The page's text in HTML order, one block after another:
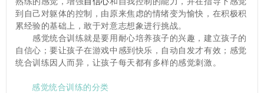
到自己对躯体的控制，由原来焦虑的情绪变为愉快，在积极积
累经验的基础上，敢于对意志想象进行挑战。
感觉统合训练就是要用耐心培养孩子的兴趣，建立孩子的
自信心；要让孩子在游戏中感到快乐，自动自发才有效；感觉
统合训练因人而异，让孩子每天都有多样的感觉刺激。
感觉统合训练的分类